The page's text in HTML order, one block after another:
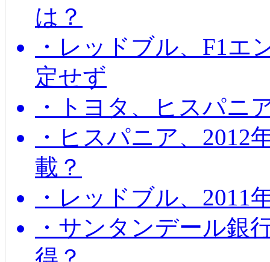
は？
・レッドブル、F1エ
定せず
・トヨタ、ヒスパニ
・ヒスパニア、2012
載？
・レッドブル、2011
・サンタンデール銀